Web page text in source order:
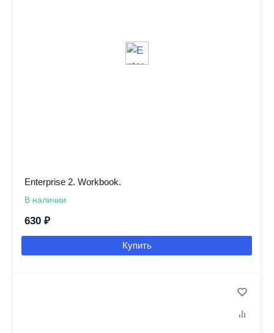
Enterprise 2. Workbook.
В наличии
630 ₽
Купить